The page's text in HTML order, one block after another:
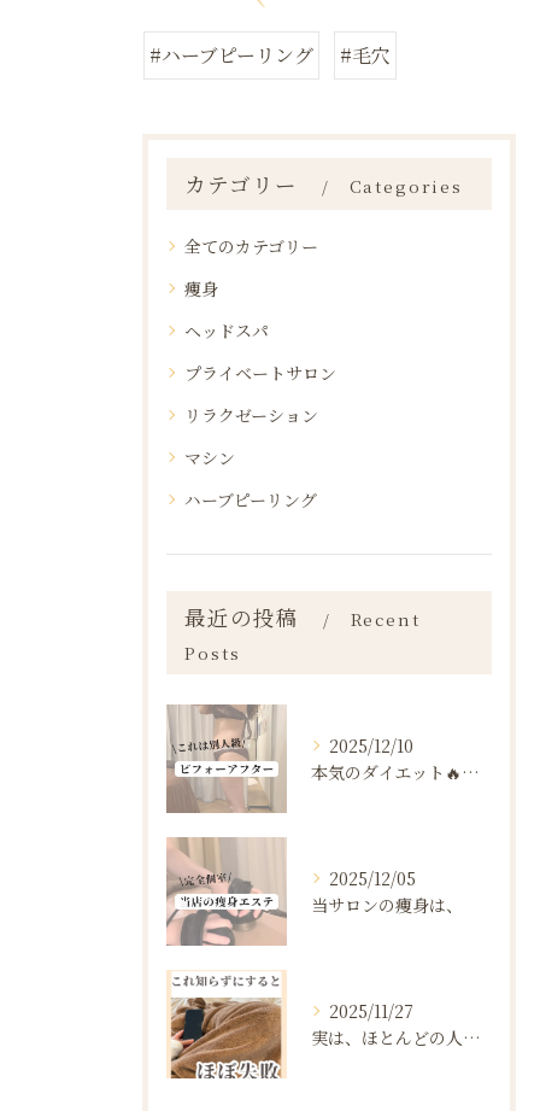
#ハーブピーリング #毛穴
カテゴリー Categories
全てのカテゴリー
痩身
ヘッドスパ
プライベートサロン
リラクゼーション
マシン
ハーブピーリング
最近の投稿
Recent
Posts
2025/12/10
本気のダイエット🔥🔥🔥
2025/12/05
当サロンの痩身は、
2025/11/27
実は、ほとんどの人は“ダイエットを始める前の段階”で失敗が確...